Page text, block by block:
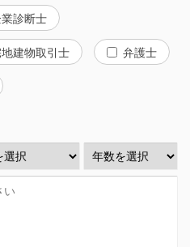
診断士
建物取引士 弁護士